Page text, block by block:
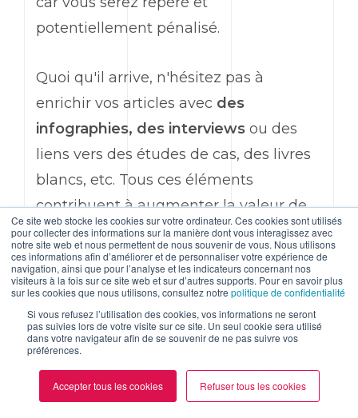
Ce site web stocke les cookies sur votre ordinateur. Ces cookies sont utilisés
pour collecter des informations sur la manière dont vous interagissez avec
notre site web et nous permettent de nous souvenir de vous. Nous utilisons
ces informations afin d’améliorer et de personnaliser votre expérience de
navigation, ainsi que pour l’analyse et les indicateurs concernant nos
visiteurs à la fois sur ce site web et sur d’autres supports. Pour en savoir plus
sur les cookies que nous utilisons, consultez notre politique de confidentialité
Si vous refusez l’utilisation des cookies, vos informations ne seront
pas suivies lors de votre visite sur ce site. Un seul cookie sera utilisé
dans votre navigateur afin de se souvenir de ne pas suivre vos
préférences.
Accepter tous les cookies Refuser tous les cookies
potentiellement pénalisé.
Quoi qu'il arrive, n'hésitez pas à
enrichir vos articles avec des
infographies, des interviews ou des
liens vers des études de cas, des livres
blancs, etc. Tous ces éléments
contribuent à augmenter la valeur de
votre page pour les visiteurs et les
moteurs de recherche.
section précédente,les informations
de vos articles doivent être à jour
Google et vos lecteurs apprécient les